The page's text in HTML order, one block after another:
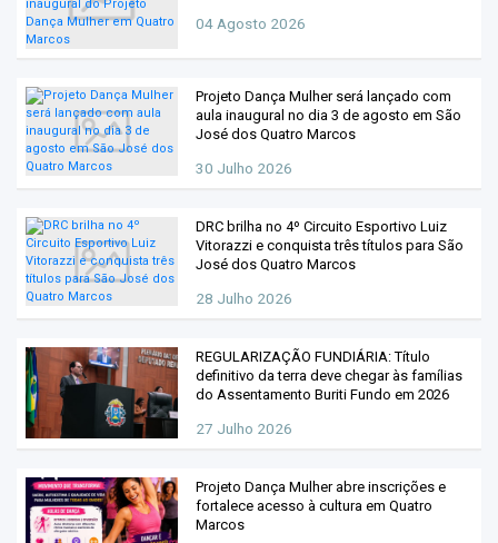
04 Agosto 2026
Projeto Dança Mulher será lançado com
aula inaugural no dia 3 de agosto em São
José dos Quatro Marcos
30 Julho 2026
DRC brilha no 4º Circuito Esportivo Luiz
Vitorazzi e conquista três títulos para São
José dos Quatro Marcos
28 Julho 2026
REGULARIZAÇÃO FUNDIÁRIA: Título
definitivo da terra deve chegar às famílias
do Assentamento Buriti Fundo em 2026
27 Julho 2026
Projeto Dança Mulher abre inscrições e
fortalece acesso à cultura em Quatro
Marcos